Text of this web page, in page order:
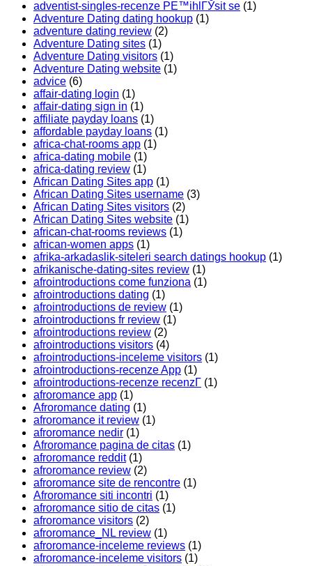
adventist-singles-recenze PЕ™ihlГЎsit se (1)
Adventure Dating dating hookup (1)
adventure dating review (2)
Adventure Dating sites (1)
Adventure Dating visitors (1)
Adventure Dating website (1)
advice (6)
affair-dating login (1)
affair-dating sign in (1)
affiliate payday loans (1)
affordable payday loans (1)
africa-chat-rooms app (1)
africa-dating mobile (1)
africa-dating review (1)
African Dating Sites app (1)
African Dating Sites username (3)
African Dating Sites visitors (2)
African Dating Sites website (1)
african-chat-rooms reviews (1)
african-women apps (1)
afrika-arkadaslik-siteleri search datings hookup (1)
afrikanische-dating-sites review (1)
afrointroductions come funziona (1)
afrointroductions dating (1)
afrointroductions de review (1)
afrointroductions fr review (1)
afrointroductions review (2)
afrointroductions visitors (4)
afrointroductions-inceleme visitors (1)
afrointroductions-recenze App (1)
afrointroductions-recenze recenzГ­ (1)
afroromance app (1)
Afroromance dating (1)
afroromance it review (1)
afroromance nedir (1)
Afroromance pagina de citas (1)
afroromance reddit(1)
afroromance review (2)
afroromance site de rencontre (1)
Afroromance siti incontri (1)
afroromance sitio de citas (1)
afroromance visitors (2)
afroromance_NL review (1)
afroromance-inceleme reviews (1)
afroromance-inceleme visitors (1)